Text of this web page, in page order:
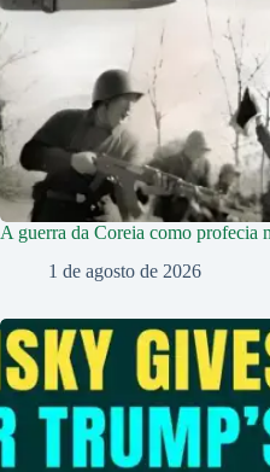
A guerra da Coreia como profecia
1 de agosto de 2026